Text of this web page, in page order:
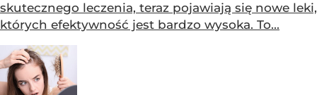
skutecznego leczenia, teraz pojawiają się nowe leki,
których efektywność jest bardzo wysoka. To...